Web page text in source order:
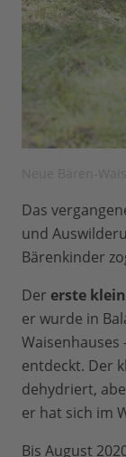
Das
und
Bärenkinder
Der erste
er wurde in
Waisenhauses
entdeckt. Der
dehydriert,
er hat sich im
Bis August